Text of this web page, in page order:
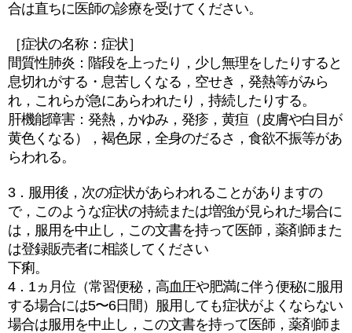
合は直ちに医師の診療を受けてください。
［症状の名称：症状］
間質性肺炎：階段を上ったり，少し無理をしたりすると
息切れがする・息苦しくなる，空せき，発熱等がみら
れ，これらが急にあらわれたり，持続したりする。
肝機能障害：発熱，かゆみ，発疹，黄疸（皮膚や白目が
黄色くなる），褐色尿，全身のだるさ，食欲不振等があ
らわれる。
3．服用後，次の症状があらわれることがありますの
で，このような症状の持続または増強が見られた場合に
は，服用を中止し，この文書を持って医師，薬剤師また
は登録販売者に相談してください
下痢。
4．1ヵ月位（常習便秘，高血圧や肥満に伴う便秘に服用
する場合には5〜6日間）服用しても症状がよくならない
場合は服用を中止し，この文書を持って医師，薬剤師ま